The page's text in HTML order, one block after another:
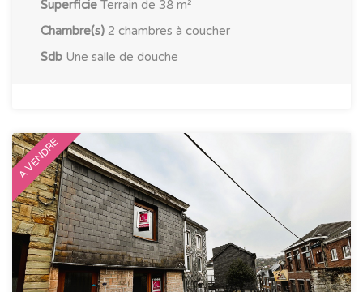
Superficie Terrain de 38 m²
Chambre(s) 2 chambres à coucher
Sdb Une salle de douche
A VENDRE